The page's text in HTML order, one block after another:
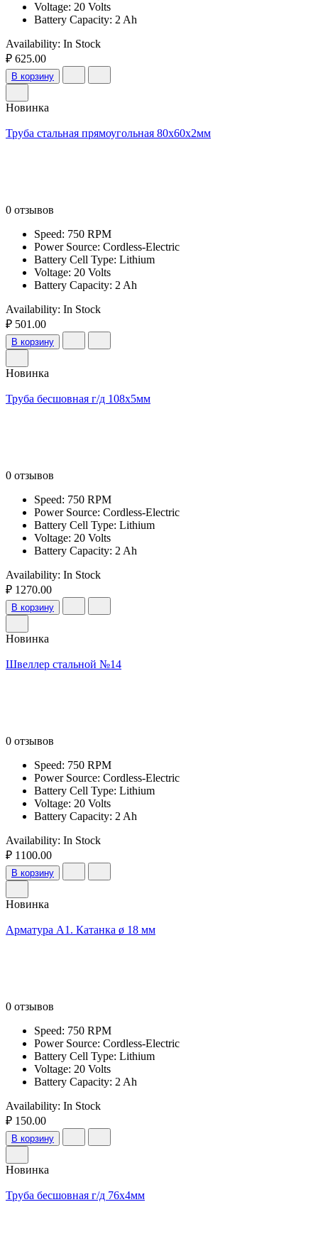
Voltage: 20 Volts
Battery Capacity: 2 Ah
Availability: In Stock
₽ 625.00
В корзину
Новинка
Труба стальная прямоугольная 80х60х2мм
0 отзывов
Speed: 750 RPM
Power Source: Cordless-Electric
Battery Cell Type: Lithium
Voltage: 20 Volts
Battery Capacity: 2 Ah
Availability: In Stock
₽ 501.00
В корзину
Новинка
Труба бесшовная г/д 108х5мм
0 отзывов
Speed: 750 RPM
Power Source: Cordless-Electric
Battery Cell Type: Lithium
Voltage: 20 Volts
Battery Capacity: 2 Ah
Availability: In Stock
₽ 1270.00
В корзину
Новинка
Швеллер стальной №14
0 отзывов
Speed: 750 RPM
Power Source: Cordless-Electric
Battery Cell Type: Lithium
Voltage: 20 Volts
Battery Capacity: 2 Ah
Availability: In Stock
₽ 1100.00
В корзину
Новинка
Арматура А1. Катанка ø 18 мм
0 отзывов
Speed: 750 RPM
Power Source: Cordless-Electric
Battery Cell Type: Lithium
Voltage: 20 Volts
Battery Capacity: 2 Ah
Availability: In Stock
₽ 150.00
В корзину
Новинка
Труба бесшовная г/д 76х4мм